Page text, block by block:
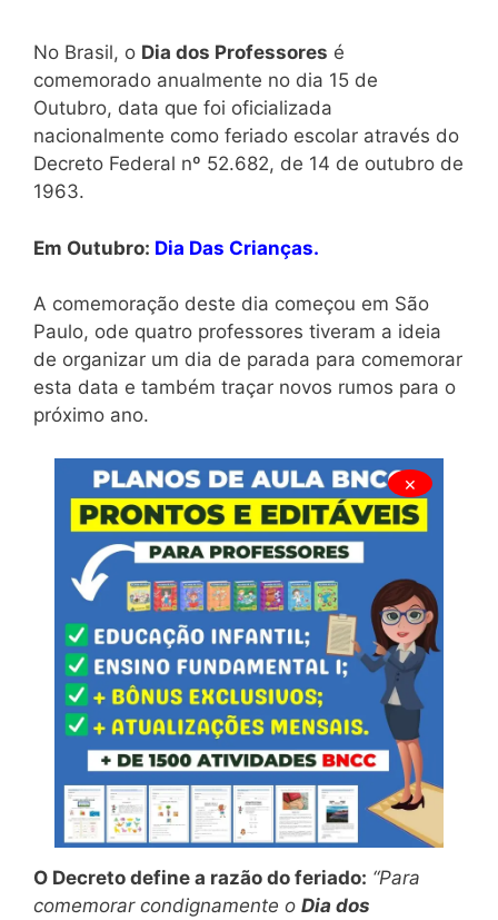
No Brasil, o Dia dos Professores é
comemorado anualmente no dia 15 de
Outubro, data que foi oficializada
nacionalmente como feriado escolar através do
Decreto Federal nº 52.682, de 14 de outubro de
1963.
Em Outubro: Dia Das Crianças.
A comemoração deste dia começou em São
Paulo, ode quatro professores tiveram a ideia
de organizar um dia de parada para comemorar
esta data e também traçar novos rumos para o
próximo ano.
×
O Decreto define a razão do feriado: “Para
comemorar condignamente o Dia dos